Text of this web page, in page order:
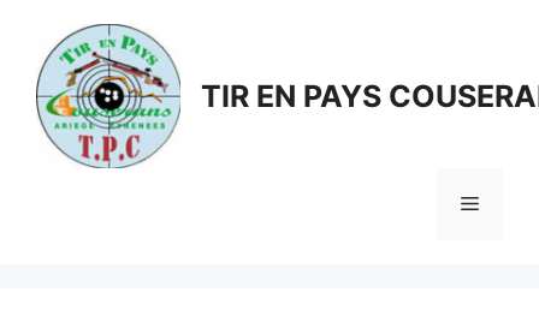
contenu
TIR EN PAYS
Menu